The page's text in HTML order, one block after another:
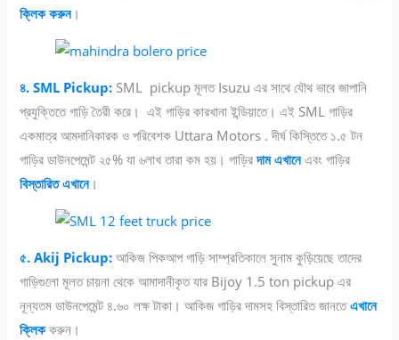
ক্লিক করুন।
৪. SML Pickup: SML pickup মূলত Isuzu এর সাথে যৌথ ভাবে জাপানি
প্রযুক্তিতে গাড়ি তৈরী করে। এই গাড়ির কারখানা ইন্ডিয়াতে। এই SML গাড়ির
একমাত্র আমদানিকারক ও পরিবেশক Uttara Motors . দীর্ঘ কিস্তিতে ১.৫ টন
গাড়ির ডাউনপেমেন্ট ২৫% যা ৬লাখ তারা কম হয়। গাড়িরদাম এখানেএবং গাড়ির
বিস্তারিত এখানে।
৫. Akij Pickup: আকিজ পিকআপ গাড়ি সাম্প্রতিকালে সুনাম কুড়িয়েছে তাদের
গাড়িগুলো মূলত চায়না থেকে আমাদানীকৃত যার Bijoy 1.5 ton pickup এর
নূন্যতম ডাউনপেমেন্ট ৪.৬০ লক্ষ টাকা। আকিজ গাড়ির দামসহ বিস্তারিত জানতেএখানে
ক্লিককরুন।